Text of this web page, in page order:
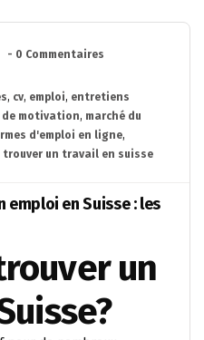
- 0 Commentaires
, cv, emploi, entretiens
motivation, marché du
d'emploi en ligne,
trouver un travail en suisse
emploi en Suisse : les
un